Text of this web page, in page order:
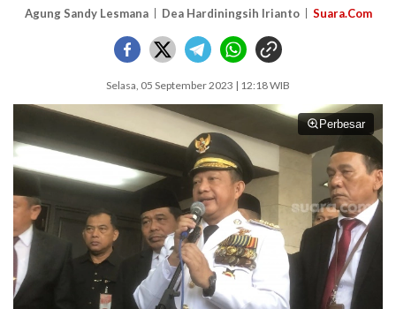
Agung Sandy Lesmana Dea Hardiningsih Irianto Suara.Com
Selasa, 05 September 2023 | 12:18 WIB
Perbesar